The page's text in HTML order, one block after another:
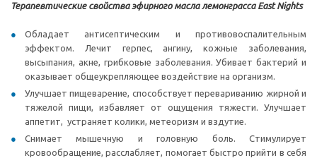
Терапевтические свойства эфирного масла лемонграсса East Nights
Обладает антисептическим и противовоспалительным
эффектом. Лечит герпес, ангину, кожные заболевания,
высыпания, акне, грибковые заболевания. Убивает бактерий и
оказывает общеукрепляющее воздействие на организм.
Улучшает пищеварение, способствует перевариванию жирной и
тяжелой пищи, избавляет от ощущения тяжести. Улучшает
аппетит, устраняет колики, метеоризм и вздутие.
Снимает мышечную и головную боль. Стимулирует
кровообращение, расслабляет, помогает быстро прийти в себя